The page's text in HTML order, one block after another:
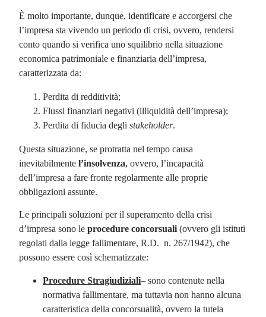
È molto importante, dunque, identificare e accorgersi che
l’impresa sta vivendo un periodo di crisi, ovvero, rendersi
conto quando si verifica uno squilibrio nella situazione
economica patrimoniale e finanziaria dell’impresa,
caratterizzata da:
Perdita di redditività;
Flussi finanziari negativi (illiquidità dell’impresa);
Perdita di fiducia deglistakeholder.
Questa situazione, se protratta nel tempo causa
inevitabilmentel’insolvenza, ovvero, l’incapacità
dell’impresa a fare fronte regolarmente alle proprie
obbligazioni assunte.
Le principali soluzioni per il superamento della crisi
d’impresa sono leprocedure concorsuali (ovvero gli istituti
regolati dalla legge fallimentare, R.D. n. 267/1942), che
possono essere così schematizzate:
Procedure Stragiudiziali– sono contenute nella
normativa fallimentare, ma tuttavia non hanno alcuna
caratteristica della concorsualità, ovvero la tutela